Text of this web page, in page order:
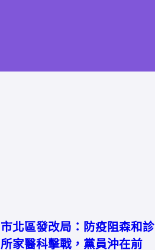
市北區發改局：防疫阻森和診
所家醫科擊戰，黨員沖在前